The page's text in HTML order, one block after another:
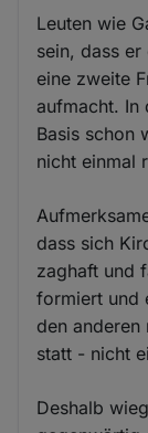
Leuten wie
sein, dass
eine zweite
aufmacht. In
Basis schon
nicht einmal
dass sich
zaghaft und
formiert und
den anderen
statt - nicht
Deshalb